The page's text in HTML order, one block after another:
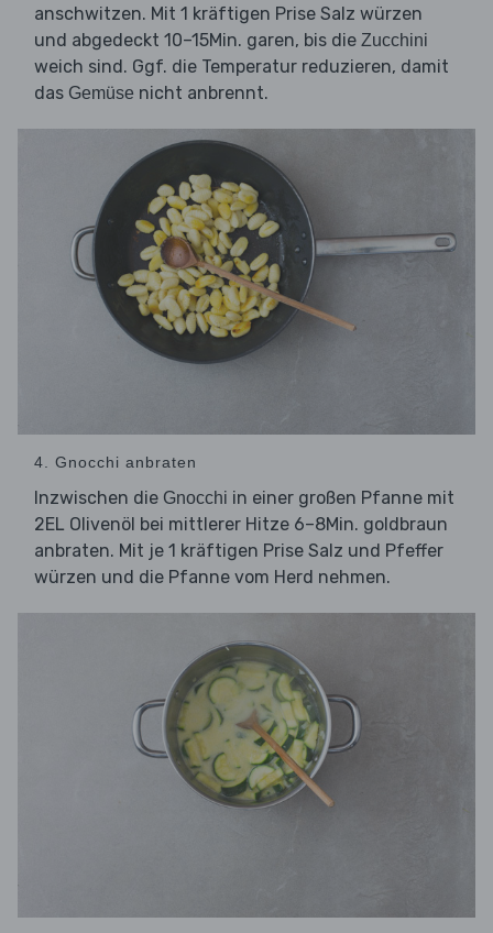
anschwitzen. Mit 1 kräftigen Prise Salz würzen
und abgedeckt 10–15Min. garen, bis die Zucchini
weich sind. Ggf. die Temperatur reduzieren, damit
das Gemüse nicht anbrennt.
4. Gnocchi anbraten
Inzwischen die Gnocchi in einer großen Pfanne mit
2EL Olivenöl bei mittlerer Hitze 6–8Min. goldbraun
anbraten. Mit je 1 kräftigen Prise Salz und Pfeffer
würzen und die Pfanne vom Herd nehmen.